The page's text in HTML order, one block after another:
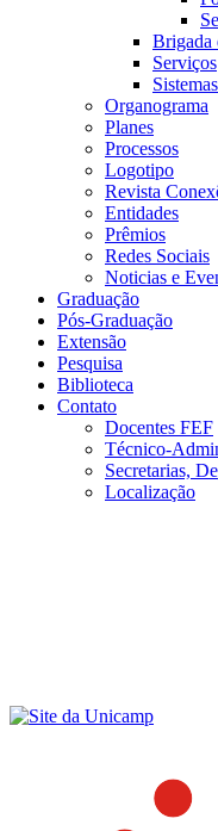
Brigada
Serviços
Organograma
Planes
Processos
Logotipo
Revista
Entidades
Prêmios
Redes Sociais
Noticias e
Graduação
Pós-Graduação
Extensão
Pesquisa
Biblioteca
Contato
Docentes FEF
Técnico-
Secretarias,
Localização